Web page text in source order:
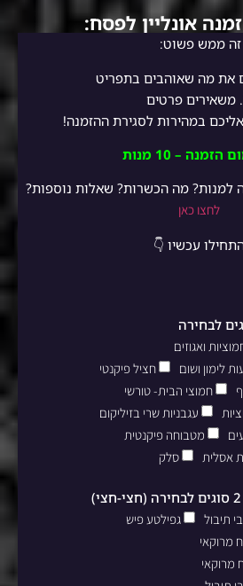
אונליין לפסח:
זה ממש פשוט:
את מה שאוהבים בתפריט
משאירים פרטים
הזמנה – 10 מנות
למנות? מה הכשרות? שאלות נוספות?
לחצו כאן
עכשיו 👇
ואגוזים
לימון ושום
חציל פיקנטי
חמוצי הבית- טורשי
עגבניות שרי בזיליקום
מטבוחה פיקנטית
אסלית
סלק
תיבול
גפילטע פיש
מרוקאי
מרוקאי